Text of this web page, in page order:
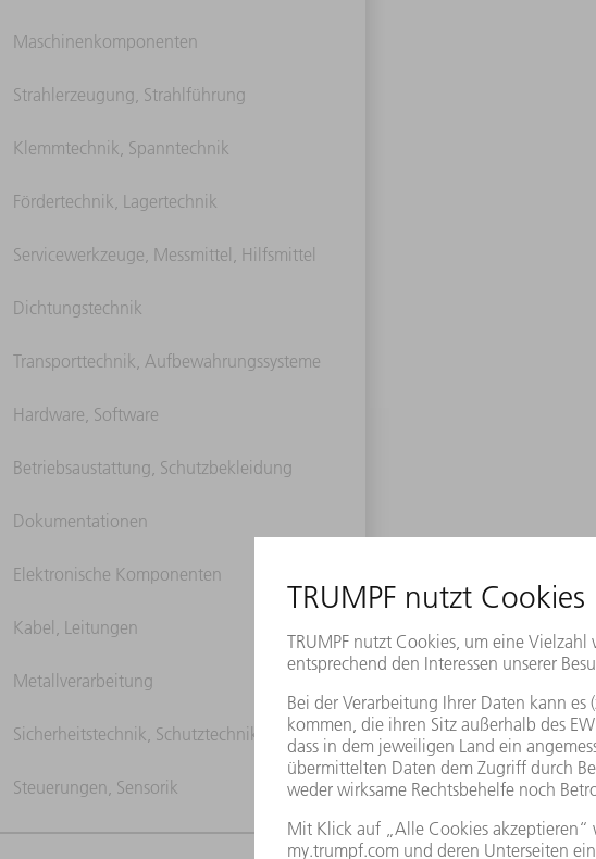
Maschinenkomponenten
Strahlerzeugung, Strahlführung
Klemmtechnik, Spanntechnik
Fördertechnik, Lagertechnik
Servicewerkzeuge, Messmittel, Hilfsmittel
Dichtungstechnik
Transporttechnik, Aufbewahrungssysteme
Hardware, Software
Betriebsaustattung, Schutzbekleidung
Dokumentationen
Elektronische Komponenten
Kabel, Leitungen
Metallverarbeitung
Sicherheitstechnik, Schutztechnik
Steuerungen, Sensorik